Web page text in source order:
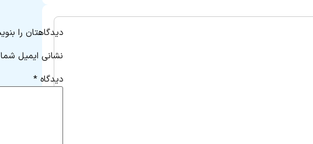
دیدگاهتان را
نشانی ایمیل
دیدگاه *